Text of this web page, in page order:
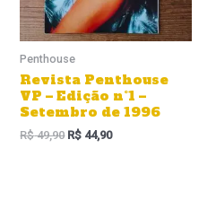
Penthouse
Revista Penthouse
VP – Edição n°1 –
Setembro de 1996
R$49,90 R$ 44,90